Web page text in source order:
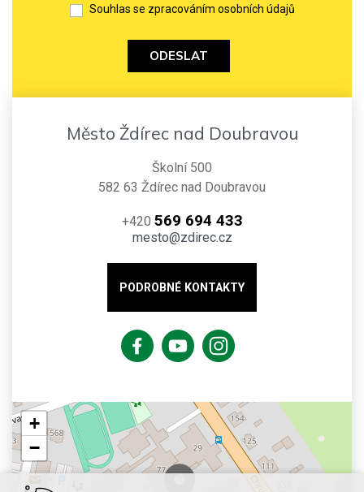
Souhlas se zpracováním osobních údajů
ODESLAT
Město Ždírec nad Doubravou
Školní 500
582 63 Ždírec nad Doubravou
+420 569 694 433
mesto@zdirec.cz
PODROBNÉ KONTAKTY
+
−